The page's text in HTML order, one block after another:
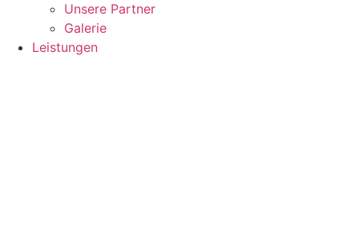
Unsere Partner
Galerie
Leistungen